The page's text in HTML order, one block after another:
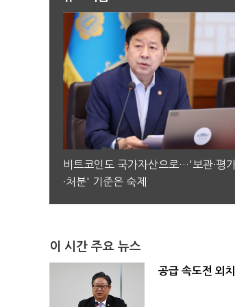
비트코인도 국가자산으로…'보관·평
·처분' 기준은 숙제
이 시간 주요 뉴스
공급 속도전 외